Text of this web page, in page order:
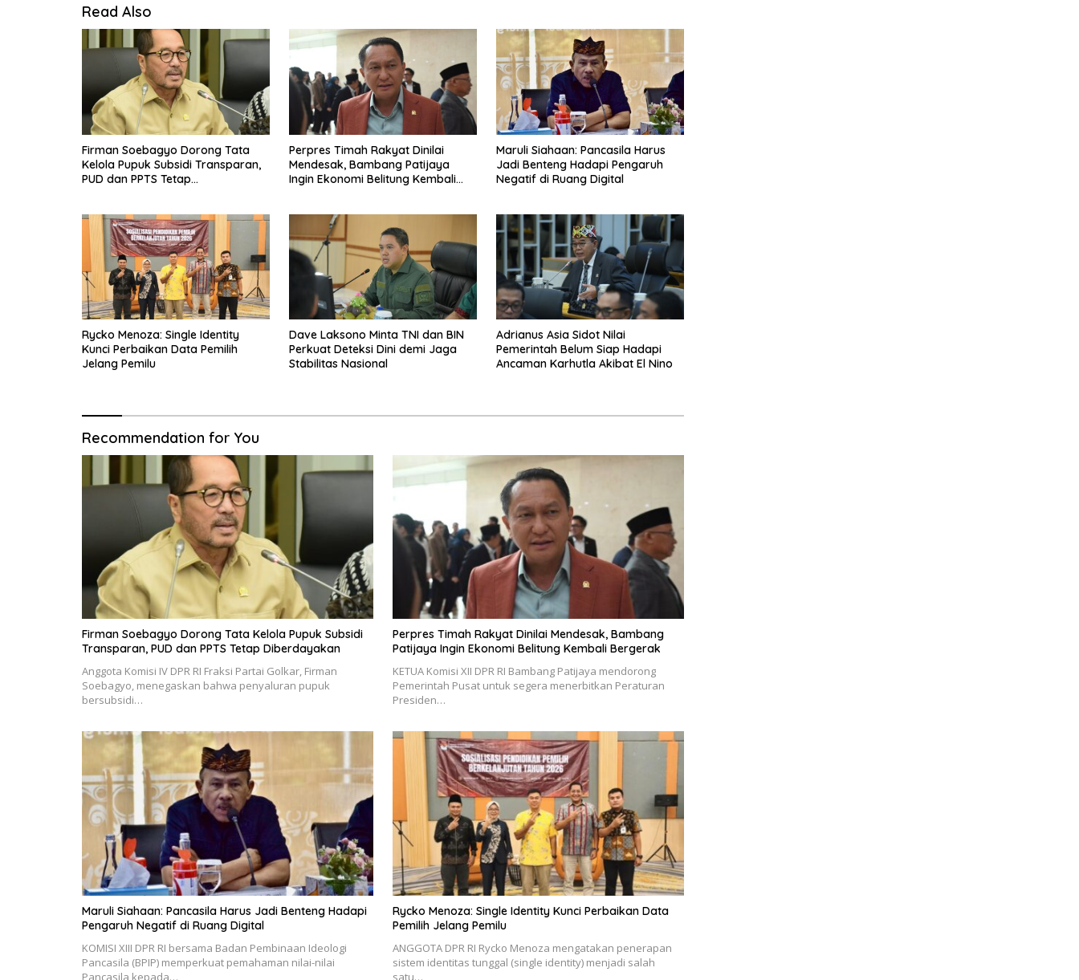
Read Also
Firman Soebagyo Dorong Tata
Kelola Pupuk Subsidi Transparan,
PUD dan PPTS Tetap
Perpres Timah Rakyat Dinilai
Mendesak, Bambang Patijaya
Ingin Ekonomi Belitung Kembali
Maruli Siahaan: Pancasila Harus
Jadi Benteng Hadapi Pengaruh
Negatif di Ruang Digital
Rycko Menoza: Single Identity
Kunci Perbaikan Data Pemilih
Jelang Pemilu
Dave Laksono Minta TNI dan BIN
Perkuat Deteksi Dini demi Jaga
Stabilitas Nasional
Adrianus Asia Sidot Nilai
Pemerintah Belum Siap Hadapi
Ancaman Karhutla Akibat El Nino
Recommendation for You
Firman Soebagyo Dorong Tata Kelola Pupuk Subsidi
Transparan, PUD dan PPTS Tetap Diberdayakan
Anggota Komisi IV DPR RI Fraksi Partai Golkar, Firman
Soebagyo, menegaskan bahwa penyaluran pupuk
bersubsidi…
Perpres Timah Rakyat Dinilai Mendesak, Bambang
Patijaya Ingin Ekonomi Belitung Kembali Bergerak
KETUA Komisi XII DPR RI Bambang Patijaya mendorong
Pemerintah Pusat untuk segera menerbitkan Peraturan
Presiden…
Maruli Siahaan: Pancasila Harus Jadi Benteng Hadapi
Pengaruh Negatif di Ruang Digital
KOMISI XIII DPR RI bersama Badan Pembinaan Ideologi
Pancasila (BPIP) memperkuat pemahaman nilai-nilai
Pancasila kepada…
Rycko Menoza: Single Identity Kunci Perbaikan Data
Pemilih Jelang Pemilu
ANGGOTA DPR RI Rycko Menoza mengatakan penerapan
sistem identitas tunggal (single identity) menjadi salah
satu…